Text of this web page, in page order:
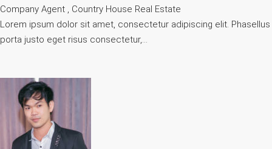
Company Agent , Country House Real Estate
Lorem ipsum dolor sit amet, consectetur adipiscing elit. Phasellus
porta justo eget risus consectetur,…